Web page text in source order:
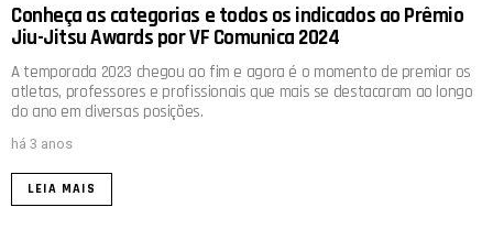
Conheça as categorias e todos os indicados ao Prêmio
Jiu-Jitsu Awards por VF Comunica 2024
A temporada 2023 chegou ao fim e agora é o momento de premiar os
atletas, professores e profissionais que mais se destacaram ao longo
do ano em diversas posições.
há 3 anos
LEIA MAIS